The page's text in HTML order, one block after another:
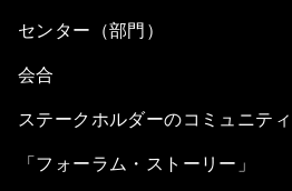
センター（部門）
会合
ステークホルダーのコミュニティ
「フォーラム・ストーリー」